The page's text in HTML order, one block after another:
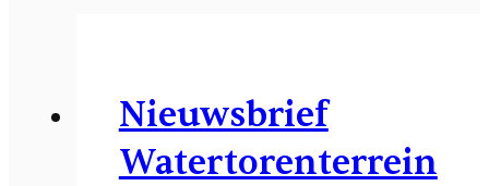
Nieuwsbrief
Watertorenterrein